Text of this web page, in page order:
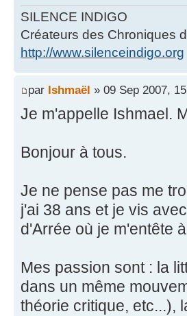
SILENCE INDIGO
Créateurs des Chroniques
http://www.silenceindigo.org
par Ishmaël » 09 Sep 2007,
Je m'appelle Ishmael.
Bonjour à tous.
Je ne pense pas me
j'ai 38 ans et je vis
d'Arrée où je m'entête
Mes passion sont : la
dans un même
théorie critique, etc...),